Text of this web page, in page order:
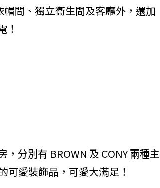
間、獨立衞生間及客廳外，還加
！
分別有 BROWN 及 CONY 兩種主
可愛裝飾品，可愛大滿足！